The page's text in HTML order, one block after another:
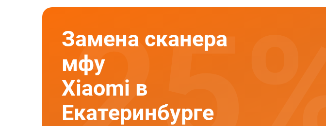
Замена сканера
мфу
Xiaomi в
Екатеринбурге